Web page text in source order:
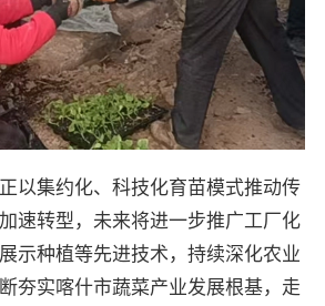
以集约化、科技化育苗模式推动传
速转型，未来将进一步推广工厂化
示种植等先进技术，持续深化农业
夯实喀什市蔬菜产业发展根基，走